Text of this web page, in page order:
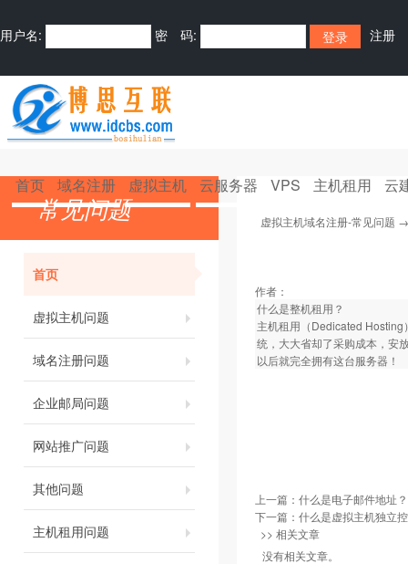
用户名: 密 码: 注册
首页 域名注册 虚拟主机 云服务器 VPS 主机租用 云
常见问题
首页
虚拟主机问题
域名注册问题
企业邮局问题
网站推广问题
其他问题
主机租用问题
虚拟主机域名注册-常见问题
作者：
什么是整机租用？
主机租用（Dedicated Hosting
统，大大省却了采购成本，安
以后就完全拥有这台服务器！
上一篇： 什么是电子邮件地址？
下一篇： 什么是虚拟主机独立
>> 相关文章
没有相关文章。